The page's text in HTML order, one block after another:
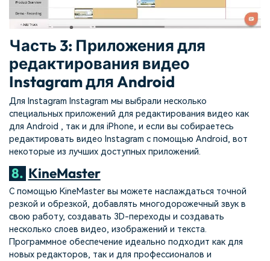
Часть 3: Приложения для
редактирования видео
Instagram для Android
Для Instagram Instagram мы выбрали несколько
специальных приложений для редактирования видео как
для Android , так и для iPhone, и если вы собираетесь
редактировать видео Instagram с помощью Android, вот
некоторые из лучших доступных приложений.
8. KineMaster
С помощью KineMaster вы можете наслаждаться точной
резкой и обрезкой, добавлять многодорожечный звук в
свою работу, создавать 3D-переходы и создавать
несколько слоев видео, изображений и текста.
Программное обеспечение идеально подходит как для
новых редакторов, так и для профессионалов и